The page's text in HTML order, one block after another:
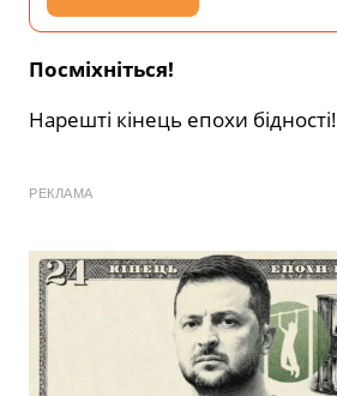
Посміхніться!
Нарешті кінець епохи бідності!
РЕКЛАМА